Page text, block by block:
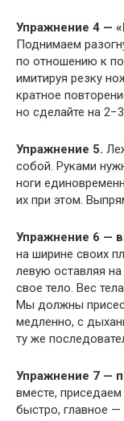
Упражнение 4 —
Поднимаем
по отношению к
имитируя резку
кратное
но сделайте на
Упражнение 5.
собой. Руками
ноги
их при этом.
Упражнение 6 —
на ширине своих
левую оставляя
свое тело. Вес
Мы должны
медленно, с
ту же
Упражнение 7 —
вместе,
быстро, главное